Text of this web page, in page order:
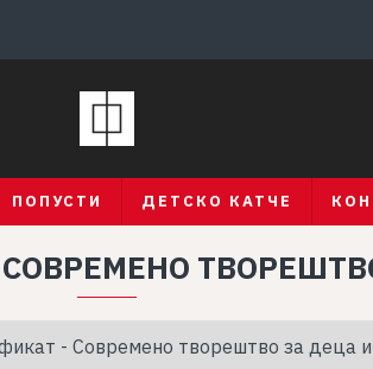
ПОПУСТИ ДЕТСКО КАТЧЕ
- Современо творештво за деца